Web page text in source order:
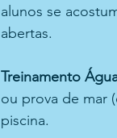
alunos se
abertas.
Treinamento
ou prova de mar
piscina.